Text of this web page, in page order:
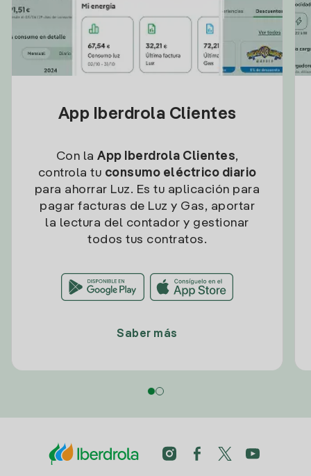
App Iberdrola Clientes
Con la App Iberdrola Clientes,
controla tu consumo eléctrico diario
para ahorrar Luz. Es tu aplicación para
pagar facturas de Luz y Gas, aportar
la lectura del contador y gestionar
todos tus contratos.
Saber más